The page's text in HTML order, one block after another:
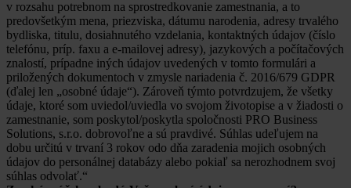
v rozsahu potrebnom na sprostredkovanie zamestnania, a to
predovšetkým mena, priezviska, dátumu narodenia, adresy trvalého
bydliska, titulu, dosiahnutého vzdelania, kontaktných údajov (číslo
telefónu, príp. faxu a e-mailovej adresy), jazykových a počítačových
znalostí, prípadne iných údajov uvedených v tomto formulári a
priložených dokumentoch v zmysle nariadenia č. 2016/679 GDPR
(ďalej len „osobné údaje“). Zároveň týmto potvrdzujem, že všetky
údaje, ktoré som uviedol/uviedla vo svojom životopise a v žiadosti o
zamestnanie, som poskytol/poskytla spoločnosti PRO Business
Solutions, s.r.o. dobrovoľne a sú pravdivé. Súhlas udeľujem na
dobu určitú v trvaní 3 rokov odo dňa zaradenia mojich osobných
údajov do personálnej databázy alebo pokiaľ sa nerozhodnem svoj
súhlas odvolať.“